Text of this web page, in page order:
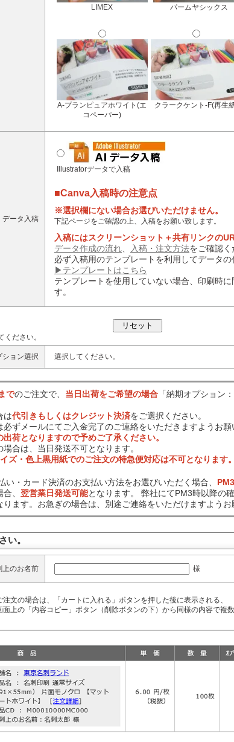
LIMEX パームヤシックス
A-プランピュアホワイト(エ
コペーパー)
クラークケント-F(再生
データ入稿
Illustratorデータで入稿
■Canva入稿時の注意点
※選択欄にない場合お選びいただけません。
下記ページをご確認の上、入稿をお願い致します。
入稿にはスクリーンショット＋共有リンクの
データ作成の流れ
入稿・注文方法をご確認く
必ず入稿用のテンプレートを利用してデータの
▶テンプレートはこちら
テンプレートを使用していない場合、印刷時
す。
ください。
ション選択 選択してください。
でのご注文で、 当日出荷をご希望の場合 「納期オプション：
は代引きもしくはクレジット決済をご選択ください。
必ずメールにてご入金完了のご連絡をいただきますようお願
出荷となりますので予めご了承ください。
合は、当日発送不可となります。
ズ・色上黒用紙でのご注文の特急便対応は不可となります。
い・カード決済のお支払い方法をお選びいただく場合、
、 翌営業日発送可能となります。 弊社にてPM3時以降の
ります。お急ぎの場合は、別途ご連絡をいただけますようお
い。
上のお名前 様
文の場合は、「カートに入れる」ボタンを押した後に表示される、
上の「内容コピー」ボタン（削除ボタンの下）から同様の内容で複数